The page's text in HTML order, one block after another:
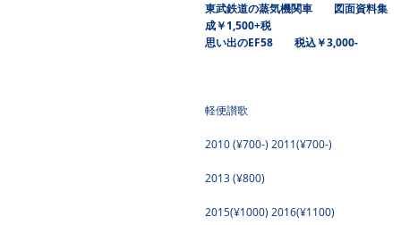
東武鉄道の蒸気機関車 図面資料集
成￥1,500+税
思い出のEF58 税込￥3,000-
軽便讃歌
2010 (¥700-) 2011(¥700-)
2013 (¥800)
2015(¥1000) 2016(¥1100)